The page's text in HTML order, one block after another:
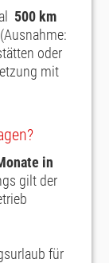
500 km
oder
mit
in
gilt der
für